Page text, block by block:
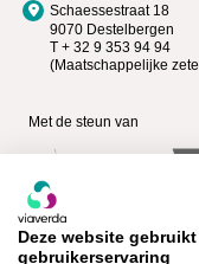
Schaessestraat 18
9070 Destelbergen
T + 32 9 353 94 94
(Maatschappelijke
Met de steun van
Deze website
gebruikerservaring